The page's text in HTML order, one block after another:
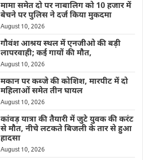
मामा समेत दो पर नाबालिग को 10 हजार में
बेचने पर पुलिस ने दर्ज किया मुकदमा
August 10, 2026
गौवंश आश्रय स्थल में एनजीओ की बड़ी
लापरवाही; कई गायों की मौत,
August 10, 2026
मकान पर कब्जे की कोशिश, मारपीट में दो
महिलाओं समेत तीन घायल
August 10, 2026
कांवड़ यात्रा की तैयारी में जुटे युवक की करंट
से मौत, नीचे लटकते बिजली के तार से हुआ
हादसा
August 10, 2026